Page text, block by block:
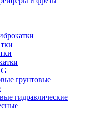
грунтовые
гидравлические